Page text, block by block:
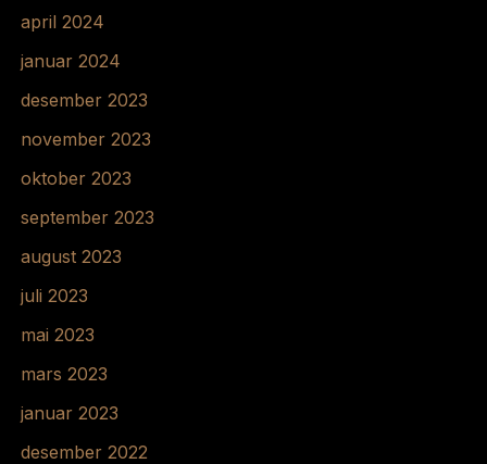
april 2024
januar 2024
desember 2023
november 2023
oktober 2023
september 2023
august 2023
juli 2023
mai 2023
mars 2023
januar 2023
desember 2022